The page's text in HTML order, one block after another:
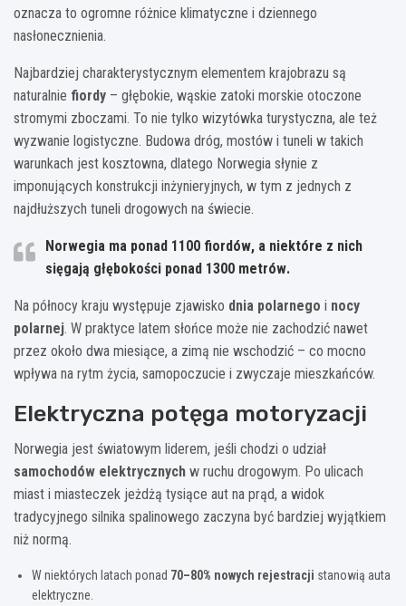
oznacza to ogromne różnice klimatyczne i dziennego
nasłonecznienia.
Najbardziej charakterystycznym elementem krajobrazu są
naturalnie fiordy – głębokie, wąskie zatoki morskie otoczone
stromymi zboczami. To nie tylko wizytówka turystyczna, ale też
wyzwanie logistyczne. Budowa dróg, mostów i tuneli w takich
warunkach jest kosztowna, dlatego Norwegia słynie z
imponujących konstrukcji inżynieryjnych, w tym z jednych z
najdłuższych tuneli drogowych na świecie.
Norwegia ma ponad 1100 fiordów, a niektóre z nich
sięgają głębokości ponad 1300 metrów.
Na północy kraju występuje zjawisko dnia polarnego i nocy
polarnej. W praktyce latem słońce może nie zachodzić nawet
przez około dwa miesiące, a zimą nie wschodzić – co mocno
wpływa na rytm życia, samopoczucie i zwyczaje mieszkańców.
Elektryczna potęga motoryzacji
Norwegia jest światowym liderem, jeśli chodzi o udział
samochodów elektrycznych w ruchu drogowym. Po ulicach
miast i miasteczek jeżdżą tysiące aut na prąd, a widok
tradycyjnego silnika spalinowego zaczyna być bardziej wyjątkiem
niż normą.
W niektórych latach ponad 70–80% nowych rejestracji stanowią auta
elektryczne.